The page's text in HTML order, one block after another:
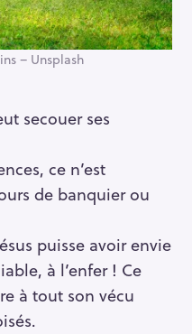
– Unsplash
secouer ses
ce n’est
de banquier ou
puisse avoir envie
à l’enfer ! Ce
à tout son vécu